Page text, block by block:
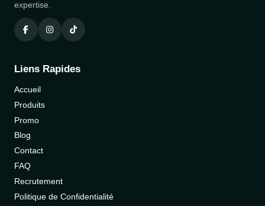
expertise.
Liens Rapides
Accueil
Produits
Promo
Blog
Contact
FAQ
Recrutement
Politique de Confidentialité